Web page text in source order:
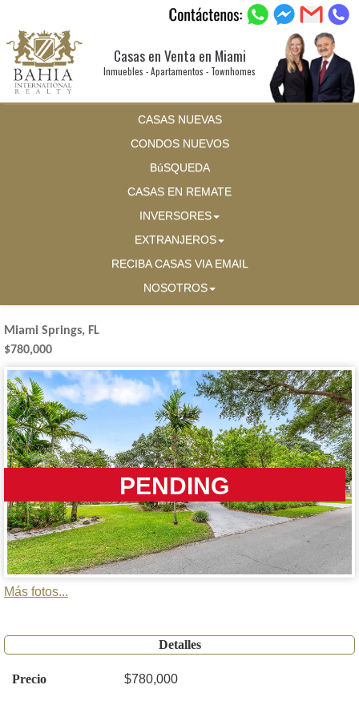
Casas en Venta en Miami
Inmuebles - Apartamentos - Townhomes
CASAS NUEVAS
CONDOS NUEVOS
BúSQUEDA
CASAS EN REMATE
INVERSORES
EXTRANJEROS
RECIBA CASAS VIA EMAIL
NOSOTROS
Miami Springs, FL
$780,000
PENDING
Más fotos...
Detalles
Precio $780,000